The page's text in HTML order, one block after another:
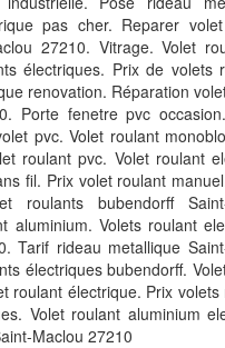
pas cher. Reparer
27210. Vitrage. Volet
électriques. Prix de volets
renovation. Réparation
Porte fenetre pvc
pvc. Volet roulant
roulant pvc. Volet roulant
fil. Prix volet roulant
roulants bubendorff
aluminium. Volets roulant
Tarif rideau metallique
électriques bubendorff.
roulant électrique. Prix volets
Volet roulant aluminium
Maclou 27210